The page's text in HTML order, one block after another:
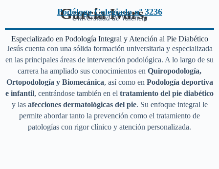
García Ivars,
Podólogo Colegiado nº 3236
Universidad de Valencia
Especializado en Podología Integral y Atención al Pie Diabético
Jesús cuenta con una sólida formación universitaria y especializada
en las principales áreas de intervención podológica. A lo largo de su
carrera ha ampliado sus conocimientos en Quiropodología,
Ortopodología y Biomecánica, así como en Podología deportiva
e infantil, centrándose también en el tratamiento del pie diabético
y las afecciones dermatológicas del pie. Su enfoque integral le
permite abordar tanto la prevención como el tratamiento de
patologías con rigor clínico y atención personalizada.